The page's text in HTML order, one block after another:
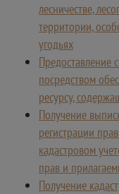
лесничестве,
территории,
угодьях
Предоставление
посредством
ресурсу,
Получение
регистрации
кадастровом
прав и
Получение